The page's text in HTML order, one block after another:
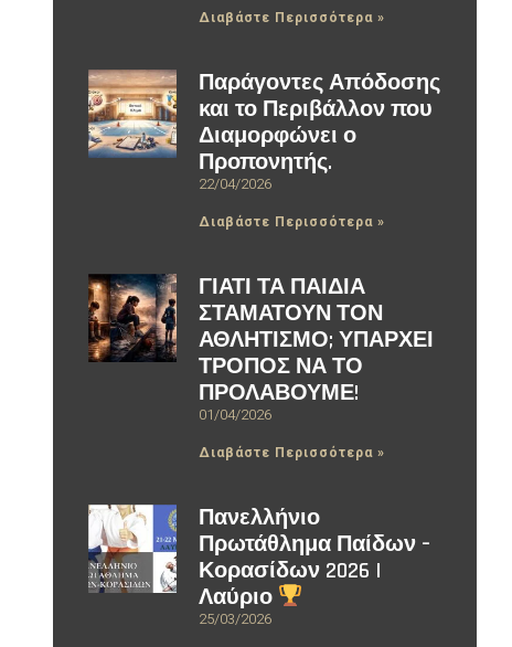
Διαβάστε Περισσότερα »
Παράγοντες Απόδοσης
και το Περιβάλλον που
Διαμορφώνει ο
Προπονητής.
22/04/2026
Διαβάστε Περισσότερα »
ΓΙΑΤΙ ΤΑ ΠΑΙΔΙΑ
ΣΤΑΜΑΤΟΥΝ ΤΟΝ
ΑΘΛΗΤΙΣΜΟ; ΥΠΑΡΧΕΙ
ΤΡΟΠΟΣ ΝΑ ΤΟ
ΠΡΟΛΑΒΟΥΜΕ!
01/04/2026
Διαβάστε Περισσότερα »
Πανελλήνιο
Πρωτάθλημα Παίδων –
Κορασίδων 2026 |
Λαύριο
25/03/2026